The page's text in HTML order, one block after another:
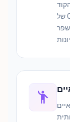
של CudekAI כדי לבדוק אם הקוד נכתב על ידי